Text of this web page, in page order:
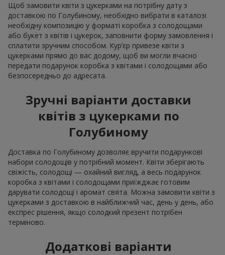
Щоб замовити квіти з цукерками на потрібну дату з
доставкою по Голубиному, необхідно вибрати в каталозі
необхідну композицію у форматі коробка з солодощами
або букет з квітів і цукерок, заповнити форму замовлення і
сплатити зручним способом. Кур’єр привезе квіти з
цукерками прямо до вас додому, щоб ви могли вчасно
передати подарунок коробка з квітами і солодощами або
безпосередньо до адресата.
Зручні варіанти доставки
квітів з цукерками по
Голубиному
Доставка по Голубиному дозволяє вручити подарункові
набори солодощів у потрібний момент. Квіти зберігають
свіжість, солодощі — охайний вигляд, а весь подарунок
коробка з квітами і солодощами приїжджає готовим
дарувати солодощі і аромат свята. Можна замовити квіти з
цукерками з доставкою в найближчий час, день у день, або
експрес рішення, якщо солодкий презент потрібен
терміново.
Додаткові варіанти